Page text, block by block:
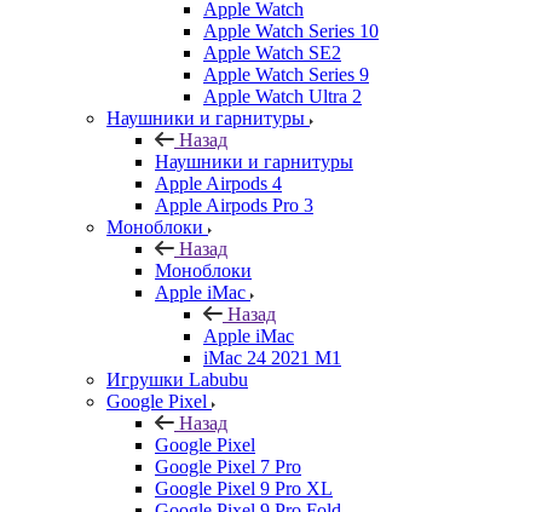
Apple Watch
Apple Watch Series 10
Apple Watch SE2
Apple Watch Series 9
Apple Watch Ultra 2
Наушники и гарнитуры
Назад
Наушники и гарнитуры
Apple Airpods 4
Apple Airpods Pro 3
Моноблоки
Назад
Моноблоки
Apple iMac
Назад
Apple iMac
iMac 24 2021 M1
Игрушки Labubu
Google Pixel
Назад
Google Pixel
Google Pixel 7 Pro
Google Pixel 9 Pro XL